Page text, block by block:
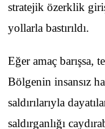
stratejik özerklik
yollarla bastırıldı.
Eğer amaç barışsa,
Bölgenin insansız
saldırılarıyla
saldırganlığı